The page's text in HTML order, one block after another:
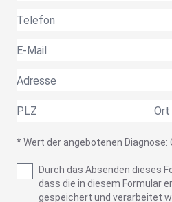
* Wert der angebotenen Diagnose:
Durch das Absenden dieses
dass die in diesem Formular
gespeichert und verarbeitet